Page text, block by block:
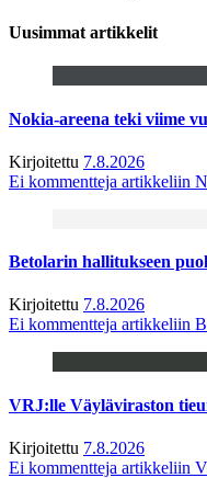
Uusimmat artikkelit
Nokia-areena teki viime
Kirjoitettu 7.8.2026
Ei kommentteja artikkeliin
Betolarin hallitukseen
Kirjoitettu 7.8.2026
Ei kommentteja artikkeliin
VRJ:lle Väyläviraston
Kirjoitettu 7.8.2026
Ei kommentteja artikkeliin